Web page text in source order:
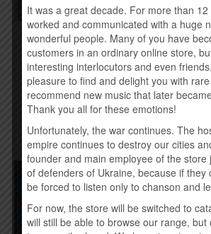
BON JOVI – BURNING
BRIDGES (2015)
260,00грн.
Купить
ПО-
It was a great decade. For more than
worked and communicated with a huge
wonderful people. Many of you have
customers in an ordinary online store,
interesting interlocutors and even
pleasure to find and delight you with
recommend new music that later
Thank you all for these emotions!
Unfortunately, the war continues. The
empire continues to destroy our cities
founder and main employee of the store
of defenders of Ukraine, because if they
be forced to listen only to chanson and
For now, the store will be switched to
will still be able to browse our range, but